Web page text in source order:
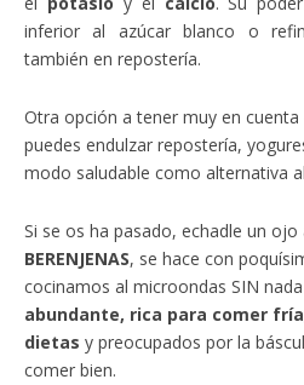
inferior al azúcar blanco o
también en repostería.
Otra opción a tener muy en cuenta
puedes endulzar repostería,
modo saludable como alternativa
Si se os ha pasado, echadle un ojo
BERENJENAS, se hace con
cocinamos al microondas SIN
abundante, rica para comer
dietas y preocupados por la
comer bien.